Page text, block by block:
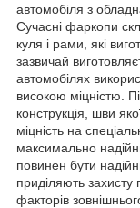
автомобіля з
Сучасні фаркопи
куля і рами, які
зазвичай
автомобілях
високою міцністю.
конструкція, шви
міцність на
максимально
повинен бути
приділяють
факторів